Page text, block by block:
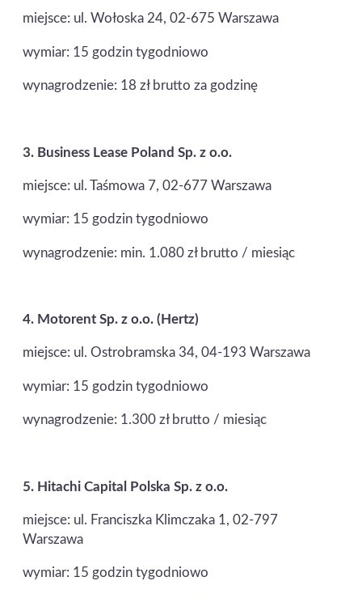
miejsce: ul. Wołoska 24, 02-675 Warszawa
wymiar: 15 godzin tygodniowo
wynagrodzenie: 18 zł brutto za godzinę
3. Business Lease Poland Sp. z o.o.
miejsce: ul. Taśmowa 7, 02-677 Warszawa
wymiar: 15 godzin tygodniowo
wynagrodzenie: min. 1.080 zł brutto / miesiąc
4. Motorent Sp. z o.o. (Hertz)
miejsce: ul. Ostrobramska 34, 04-193 Warszawa
wymiar: 15 godzin tygodniowo
wynagrodzenie: 1.300 zł brutto / miesiąc
5. Hitachi Capital Polska Sp. z o.o.
miejsce: ul. Franciszka Klimczaka 1, 02-797
Warszawa
wymiar: 15 godzin tygodniowo